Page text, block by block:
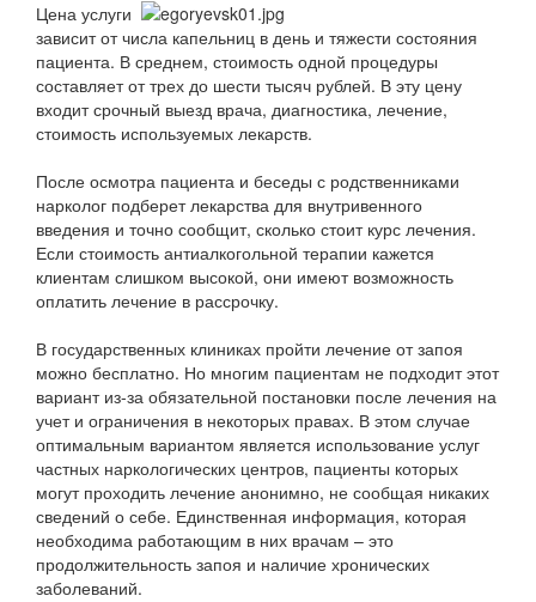
Цена услуги
зависит от числа капельниц в день и тяжести состояния
пациента. В среднем, стоимость одной процедуры
составляет от трех до шести тысяч рублей. В эту цену
входит срочный выезд врача, диагностика, лечение,
стоимость используемых лекарств.
После осмотра пациента и беседы с родственниками
нарколог подберет лекарства для внутривенного
введения и точно сообщит, сколько стоит курс лечения.
Если стоимость антиалкогольной терапии кажется
клиентам слишком высокой, они имеют возможность
оплатить лечение в рассрочку.
В государственных клиниках пройти лечение от запоя
можно бесплатно. Но многим пациентам не подходит этот
вариант из-за обязательной постановки после лечения на
учет и ограничения в некоторых правах. В этом случае
оптимальным вариантом является использование услуг
частных наркологических центров, пациенты которых
могут проходить лечение анонимно, не сообщая никаких
сведений о себе. Единственная информация, которая
необходима работающим в них врачам – это
продолжительность запоя и наличие хронических
заболеваний.